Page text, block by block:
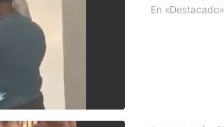
En «Destacado»